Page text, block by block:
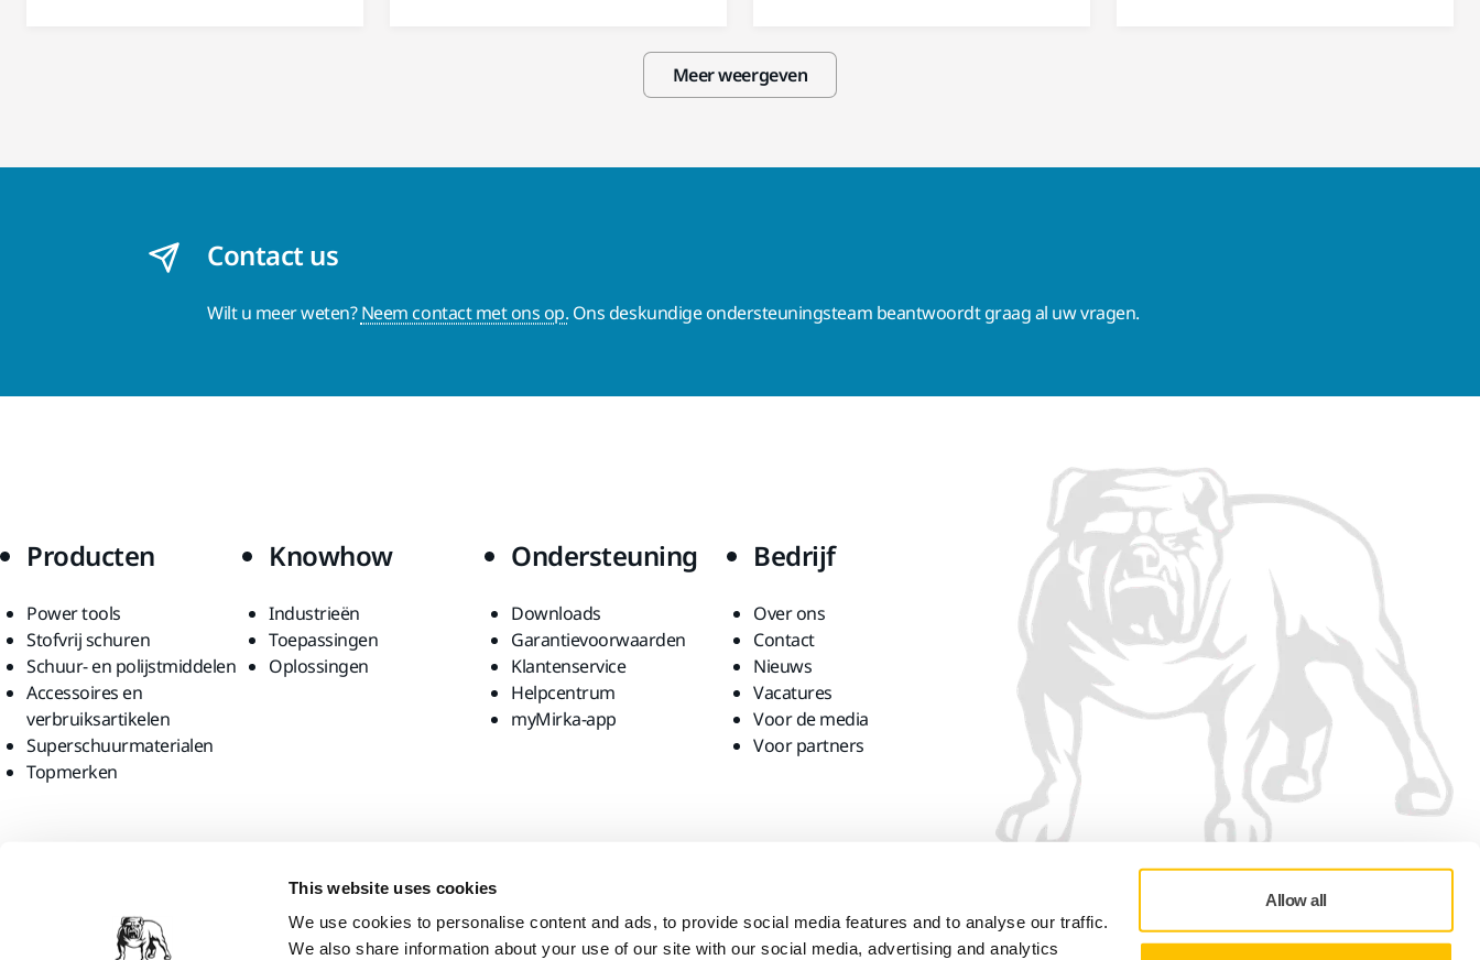
This website uses cookies
We use cookies to personalise content and ads, to provide social media features and to analyse our traffic.
We also share information about your use of our site with our social media, advertising and analytics
Allow all
Meer weergeven
Contact us
Wilt u meer weten?Neem contact met ons op. Ons deskundige ondersteuningsteam beantwoordt graag al uw vragen.
Producten
Power tools
Stofvrij schuren
Schuur- en polijstmiddelen
Accessoires en
verbruiksartikelen
Superschuurmaterialen
Topmerken
Knowhow
Industrieën
Toepassingen
Oplossingen
Ondersteuning
Downloads
Garantievoorwaarden
Klantenservice
Helpcentrum
myMirka-app
Bedrijf
Over ons
Contact
Nieuws
Vacatures
Voor de media
Voor partners